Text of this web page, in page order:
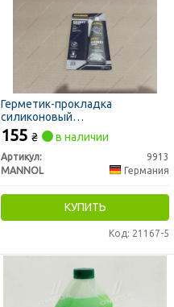
Герметик-прокладка
силиконовый
"Автомобильный" (серый)
Mannol 85 мл
155 ₴ в наличии
Артикул:
9913
MANNOL
Германия
КУПИТЬ
Код: 21167-5